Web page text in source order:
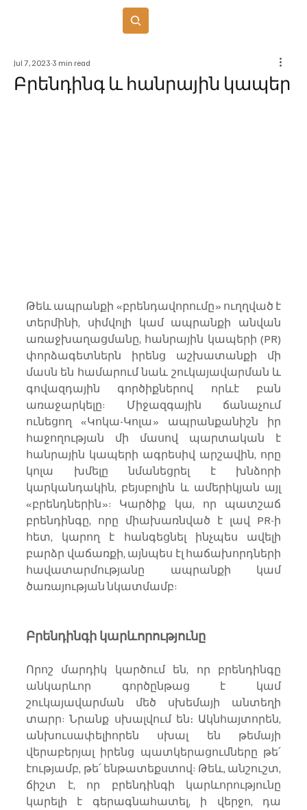
Բրենդինգ և հանրային կապեր
Jul 7, 2023 3 min read
Թեև ապրանքի «բրենդավորումը» ուղղված է
տերմինի, սիմվոլի կամ ապրանքի անվան
առաջխաղացմանը, հանրային կապերի (PR)
փորձագետներն իրենց աշխատանքի մի
մասն են համարում նաև շուկայավարման և
գովազդային գործիքներով որևէ բան
առաջարկելը: Միջազգային ճանաչում
ունեցող «Կոկա-Կոլա» ապրանքանիշն իր
հաջողության մի մասով պարտական է
հանրային կապերի ագրեսիվ արշավին, որը
կոլա խմելը նմանեցրել է խնձորի
կարկանդակին, բեյսբոլին և ամերիկյան այլ
«բրենդներին»: Կարծիք կա, որ պատշաճ
բրենդինգը, որը միախառնված է լավ PR-ի
հետ, կարող է հանգեցնել ինչպես ավելի
բարձր վաճառքի, այնպես էլ հաճախորդների
հավատարմությանը ապրանքի կամ
ծառայության նկատմամբ:
Բրենդինգի կարևորությունը
Որոշ մարդիկ կարծում են, որ բրենդինգը
անկարևոր գործընթաց է կամ
շուկայավարման մեծ սխեմայի անտեղի
տարր: Նրանք սխալվում են։ Ակնհայտորեն,
անխուսափելիորեն սխալ են թեմայի
վերաբերյալ իրենց պատկերացումները թե՛
էությամբ, թե՛ ենթատեքստով: Թեև, անշուշտ,
ճիշտ է, որ բրենդինգի կարևորությունը
կարելի է գերագնահատել, ի վերջո, դա